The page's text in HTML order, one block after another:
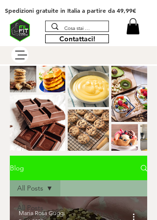
Spedizioni gratuite in Italia a partire da 49,99€
Contattaci!
Blog
All Posts
All Posts
Maria Rosa Guggi